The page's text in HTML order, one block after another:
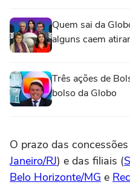
Quem sai da
alguns caem
Três ações de
bolso da Globo
O prazo das
Janeiro/RJ) e das filiais (
Belo Horizonte/MG e